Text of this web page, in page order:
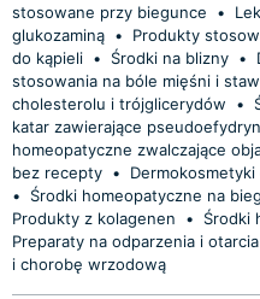
stosowane przy biegunce
•
glukozaminą • Produkty
do kąpieli • Środki na blizny •
stosowania na bóle mięśni i
cholesterolu i trójglicerydów
•
katar zawierające
homeopatyczne zwalczające
bez recepty •
•
Środki homeopatyczne na
Produkty z kolagenen
• Środki
Preparaty na odparzenia i otarcia
i chorobę wrzodową